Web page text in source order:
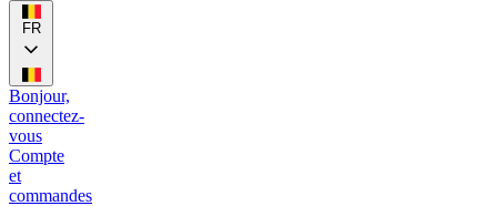
FR
Bonjour,
connectez-
vous
Compte
et
commandes